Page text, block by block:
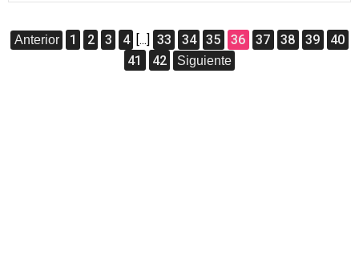
Anterior 1 2 3 4 [...] 33 34 35 36 37 38 39
40
41
42 Siguiente